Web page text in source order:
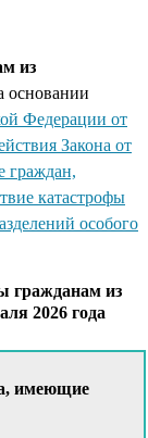
из
основании
Федерации от
Закона от
граждан,
катастрофы
особого
гражданам из
2026 года
имеющие